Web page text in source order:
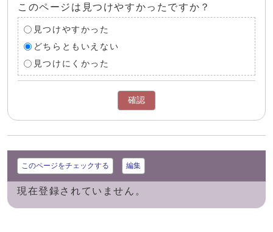
このページは見つけやすかったですか？
見つけやすかった
どちらともいえない
見つけにくかった
確認
このページをチェックする 編集
現在登録されていません。